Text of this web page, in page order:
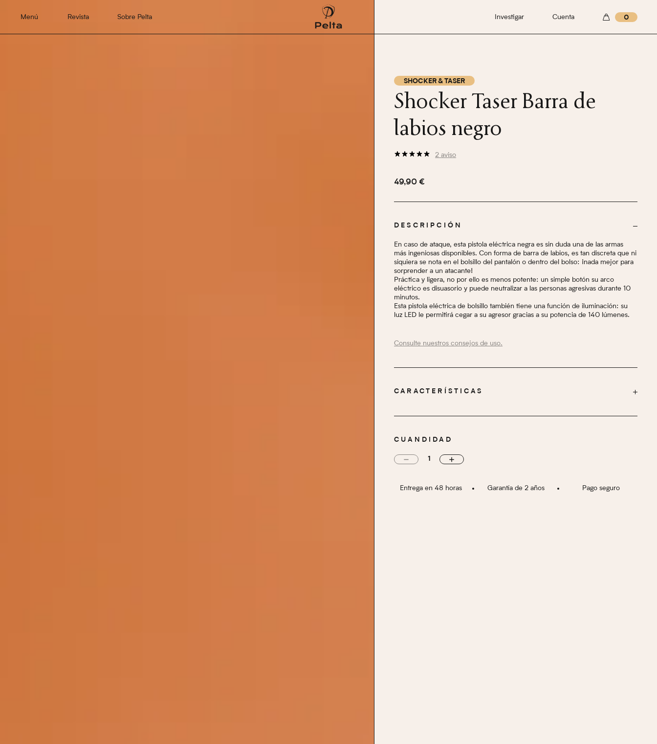
Menú Revista Sobre Pelta Investigar Cuenta 0
SHOCKER & TASER
Shocker Taser Barra de
labios negro
2 aviso
49,90 €
DESCRIPCIÓN
En caso de ataque, esta pistola eléctrica negra es sin duda una de las armas
más ingeniosas disponibles. Con forma de barra de labios, es tan discreta que ni
siquiera se nota en el bolsillo del pantalón o dentro del bolso: ¡nada mejor para
sorprender a un atacante!
Práctica y ligera, no por ello es menos potente: un simple botón su arco
eléctrico es disuasorio y puede neutralizar a las personas agresivas durante 10
minutos.
Esta pistola eléctrica de bolsillo también tiene una función de iluminación: su
luz LED le permitirá cegar a su agresor gracias a su potencia de 140 lúmenes.
Consulte nuestros consejos de uso.
CARACTERÍSTICAS
POTENCIA
CUANDIDAD
Entrega en 48 horas Garantía de 2 años Pago seguro